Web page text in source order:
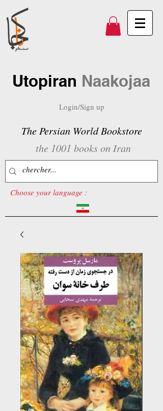
Utopiran Naakojaa
Login/Sign up
The Persian World Bookstore
the 1001 books on Iran
Choose your language :